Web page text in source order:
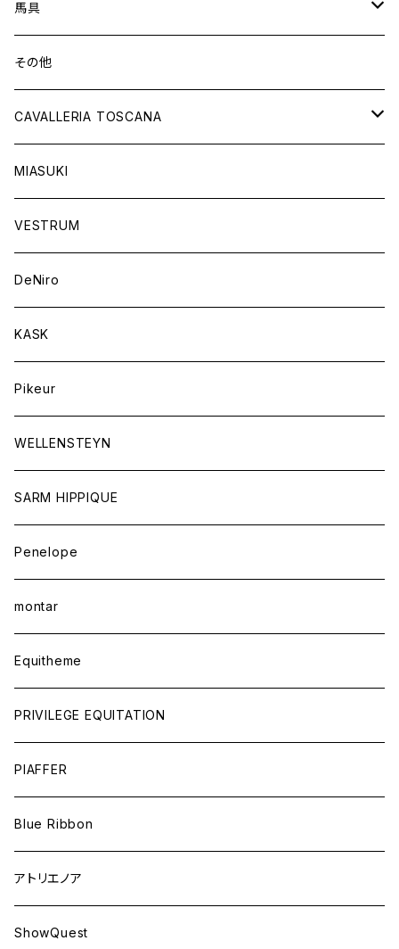
オーダーロングブーツ
ショートブーツ
チャップス
ベルト
グローブ
ソックス
キャップ
アスコットタイ
バッグ
ネクタイ
スカーフ
ジュエリー
馬具
サドルパッド
イヤーネット
バンデージ
ラグ
その他
CAVALLERIA TOSCANA
レディス
競技用ジャケット
キュロット
メンズ
競技用ジャケット
キュロット
MIASUKI
VESTRUM
DeNiro
KASK
Pikeur
WELLENSTEYN
SARM HIPPIQUE
Penelope
montar
Equitheme
PRIVILEGE EQUITATION
PIAFFER
Blue Ribbon
アトリエノア
ShowQuest